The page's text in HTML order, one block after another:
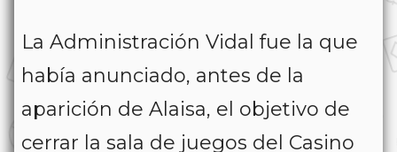
La Administración Vidal fue la que
había anunciado, antes de la
aparición de Alaisa, el objetivo de
cerrar la sala de juegos del Casino